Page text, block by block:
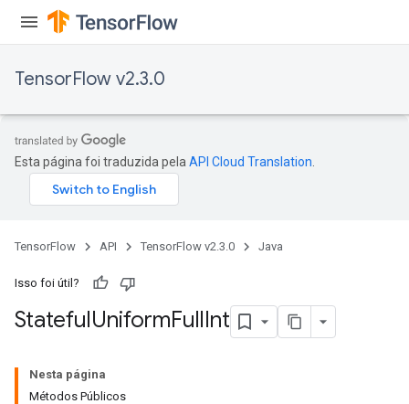
TensorFlow v2.3.0
Esta página foi traduzida pela API Cloud Translation
TensorFlow API TensorFlow v2.3.0 Java
Isso foi útil?
StatefulUniformFullInt
Nesta página
Métodos Públicos